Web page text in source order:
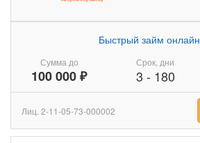
Сумма до
100 000 ₽
Быстрый займ онлайн
Срок, дни
3 - 180
Лиц. 2-11-05-73-000002